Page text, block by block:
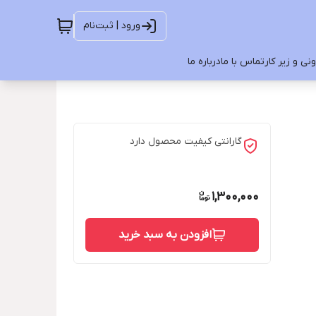
ورود | ثبت‌نام
و زیر کارتماس با مادرباره ما
گارانتی کیفیت محصول دارد
1,300,000
افزودن به سبد خرید